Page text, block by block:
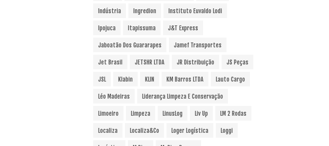
Indústria Ingredion Instituto Euvaldo Lodi
Ipojuca Itapissuma J&T Express
Jaboatão Dos Guararapes Jamef Transportes
Jet Brasil JETSHR LTDA JR Distribuição JS Peças
JSL Klabin KLIN KM Barros LTDA Lauto Cargo
Léo Madeiras Liderança Limpeza E Conservação
Limoeiro Limpeza LinusLog Liv Up LM 2 Rodas
Localiza Localiza&Co Loger Logística Loggi